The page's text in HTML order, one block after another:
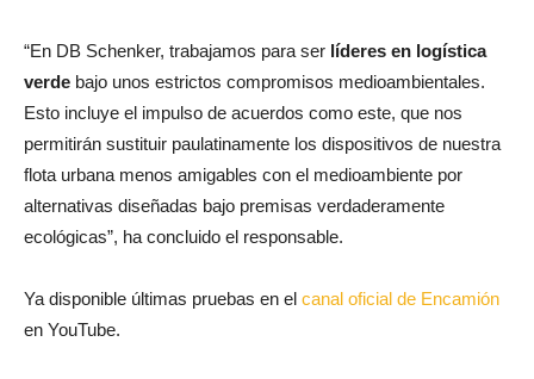
“En DB Schenker, trabajamos para ser líderes en logística
verde bajo unos estrictos compromisos medioambientales.
Esto incluye el impulso de acuerdos como este, que nos
permitirán sustituir paulatinamente los dispositivos de nuestra
flota urbana menos amigables con el medioambiente por
alternativas diseñadas bajo premisas verdaderamente
ecológicas”, ha concluido el responsable.
Ya disponible últimas pruebas en el canal oficial de Encamión
en YouTube.